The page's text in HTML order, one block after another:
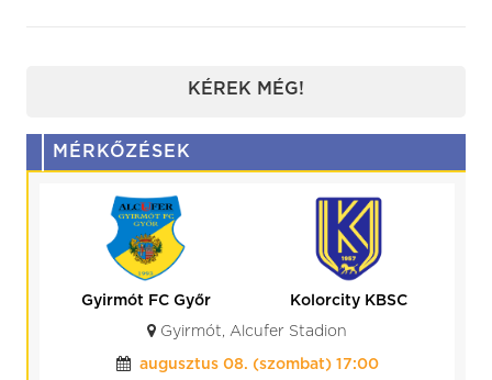
KÉREK MÉG!
MÉRKŐZÉSEK
Kolorcity KBSC
HR-Rent